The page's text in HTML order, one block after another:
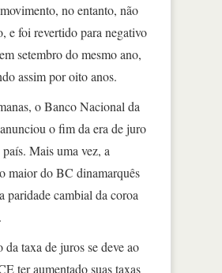
no entanto, não
e foi revertido para negativo
setembro do mesmo ano,
assim por oito anos.
o Banco Nacional da
o fim da era de juro
Mais uma vez, a
maior do BC dinamarquês
paridade cambial da coroa
da taxa de juros se deve ao
ter aumentado suas taxas